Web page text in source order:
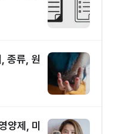
종류, 원
양제, 미